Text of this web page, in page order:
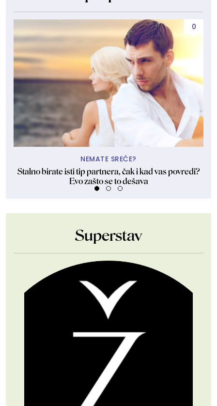
0
NEMATE SREĆE?
Stalno birate isti tip partnera, čak i kad vas povredi?
Evo zašto se to dešava
Superstav